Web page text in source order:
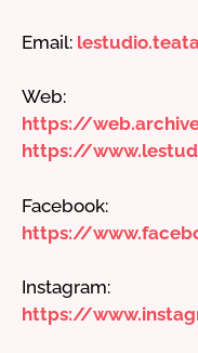
Email:
Web:
https://
https://
Facebook:
https://
Instagram:
https://